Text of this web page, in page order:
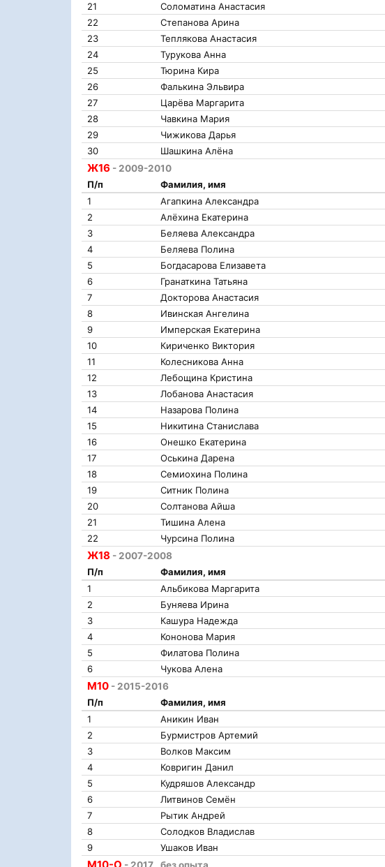
21
Соломатина Анастасия
22
Степанова Арина
23
Теплякова Анастасия
24
Турукова Анна
25
Тюрина Кира
26
Фалькина Эльвира
27
Царёва Маргарита
28
Чавкина Мария
29
Чижикова Дарья
30
Шашкина Алёна
Ж16 - 2009-2010
П/п
Фамилия, имя
1
Агапкина Александра
2
Алёхина Екатерина
3
Беляева Александра
4
Беляева Полина
5
Богдасарова Елизавета
6
Гранаткина Татьяна
7
Докторова Анастасия
8
Ивинская Ангелина
9
Имперская Екатерина
10
Кириченко Виктория
11
Колесникова Анна
12
Лебощина Кристина
13
Лобанова Анастасия
14
Назарова Полина
15
Никитина Станислава
16
Онешко Екатерина
17
Оськина Дарена
18
Семиохина Полина
19
Ситник Полина
20
Солтанова Айша
21
Тишина Алена
22
Чурсина Полина
Ж18 - 2007-2008
П/п
Фамилия, имя
1
Альбикова Маргарита
2
Буняева Ирина
3
Кашура Надежда
4
Кононова Мария
5
Филатова Полина
6
Чукова Алена
М10 - 2015-2016
П/п
Фамилия, имя
1
Аникин Иван
2
Бурмистров Артемий
3
Волков Максим
4
Ковригин Данил
5
Кудряшов Александр
6
Литвинов Семён
7
Рытик Андрей
8
Солодков Владислав
9
Ушаков Иван